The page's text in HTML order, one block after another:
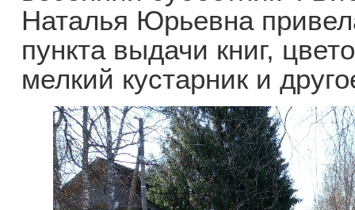
Наталья Юрьевна
пункта выдачи книг,
мелкий кустарник и